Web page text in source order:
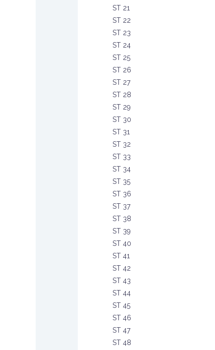
ST 21
ST 22
ST 23
ST 24
ST 25
ST 26
ST 27
ST 28
ST 29
ST 30
ST 31
ST 32
ST 33
ST 34
ST 35
ST 36
ST 37
ST 38
ST 39
ST 40
ST 41
ST 42
ST 43
ST 44
ST 45
ST 46
ST 47
ST 48